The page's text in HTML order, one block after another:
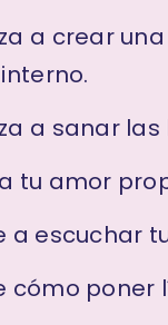
a crear
a sanar
tu amor
a escuchar
cómo poner